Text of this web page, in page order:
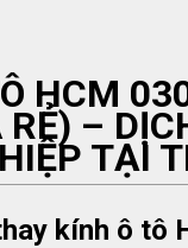
HCM
–
TẠI
kính ô tô